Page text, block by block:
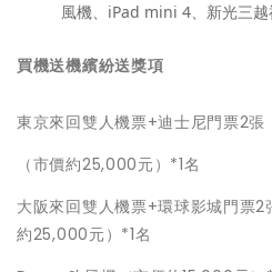
風機、iPad mini 4、新光三越
買機送機繽紛送獎項
東京來回雙人機票+迪士尼門票2張
（市價約25,000元）*1名
大阪來回雙人機票+環球影城門票2
約25,000元）*1名